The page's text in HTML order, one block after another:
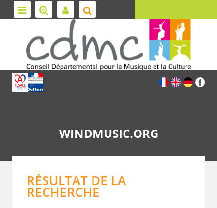
WINDMUSIC.ORG
RÉSULTAT DE LA
RECHERCHE